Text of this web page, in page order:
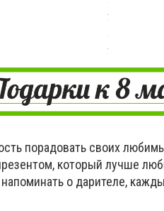
порадовать своих
который лучше
о дарителе,